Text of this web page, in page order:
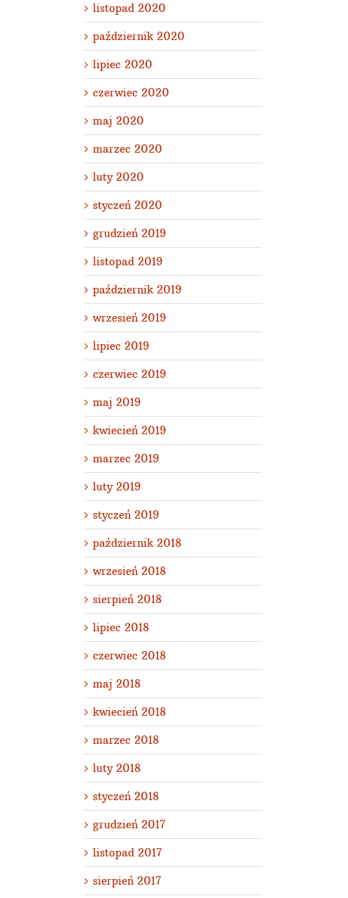
listopad 2020
październik 2020
lipiec 2020
czerwiec 2020
maj 2020
marzec 2020
luty 2020
styczeń 2020
grudzień 2019
listopad 2019
październik 2019
wrzesień 2019
lipiec 2019
czerwiec 2019
maj 2019
kwiecień 2019
marzec 2019
luty 2019
styczeń 2019
październik 2018
wrzesień 2018
sierpień 2018
lipiec 2018
czerwiec 2018
maj 2018
kwiecień 2018
marzec 2018
luty 2018
styczeń 2018
grudzień 2017
listopad 2017
sierpień 2017